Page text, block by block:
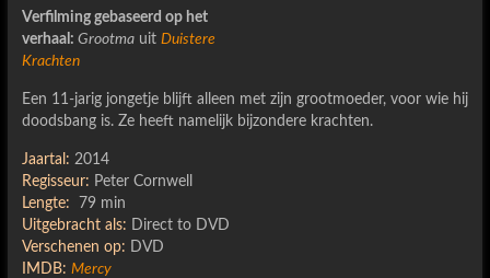
Verfilming gebaseerd op het
verhaal: Grootmauit Duistere
Krachten
Een 11-jarig jongetje blijft alleen met zijn grootmoeder, voor wie hij
doodsbang is. Ze heeft namelijk bijzondere krachten.
Jaartal: 2014
Regisseur: Peter Cornwell
Lengte:
79 min
Uitgebracht als: Direct to DVD
Verschenen op: DVD
IMDB: Mercy